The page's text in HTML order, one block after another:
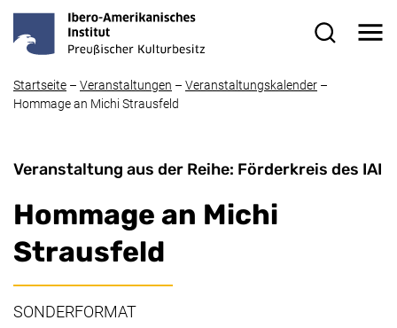
Startseite – Veranstaltungen – Veranstaltungskalender –
Hommage an Michi Strausfeld
Veranstaltung aus der Reihe: Förderkreis des IAI
Hommage an Michi
Strausfeld
SONDERFORMAT